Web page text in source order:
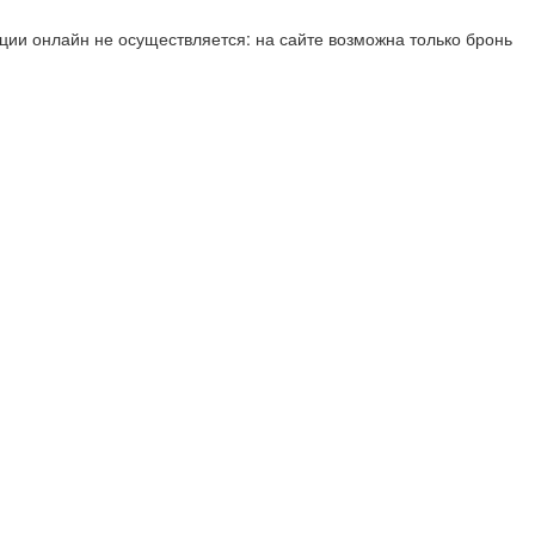
онлайн не осуществляется: на сайте возможна только бронь